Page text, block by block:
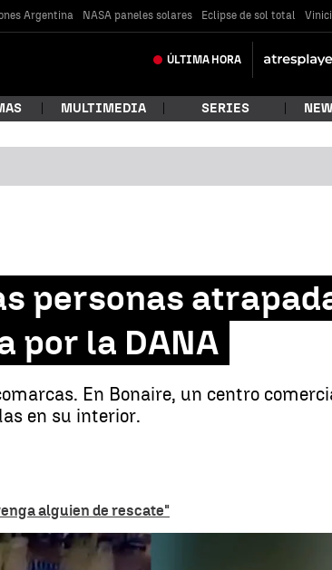
Argentina NASA paneles solares Eclipse de sol total
ÚLTIMA HORA
MULTIMEDIA SERIES
personas
por la DANA
En Bonaire, un centro
en su interior.
alguien de rescate"
Atrapados en un centro comercial por la Dana |